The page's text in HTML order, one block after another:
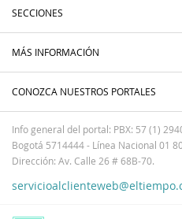
SECCIONES
MÁS INFORMACIÓN
CONOZCA NUESTROS PORTALES
Info general del portal: PBX: 57 (1)
Bogotá 5714444 - Línea Nacional 01
Dirección: Av. Calle 26 # 68B-70.